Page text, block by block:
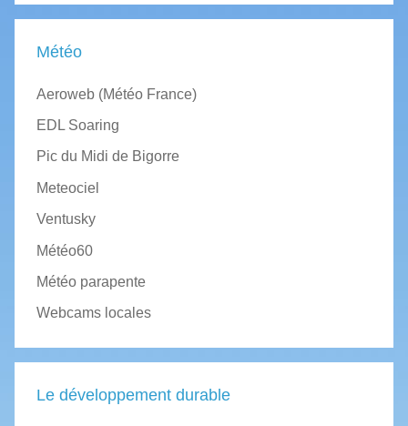
Météo
Aeroweb (Météo France)
EDL Soaring
Pic du Midi de Bigorre
Meteociel
Ventusky
Météo60
Météo parapente
Webcams locales
Le développement durable